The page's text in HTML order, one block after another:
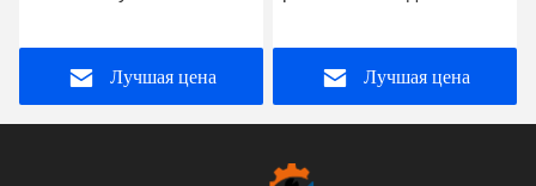
подшипников Редуктор
поддержкиЛучшая цена
Тип открытых
уплотнений для
оптимальной
Лучшая цена